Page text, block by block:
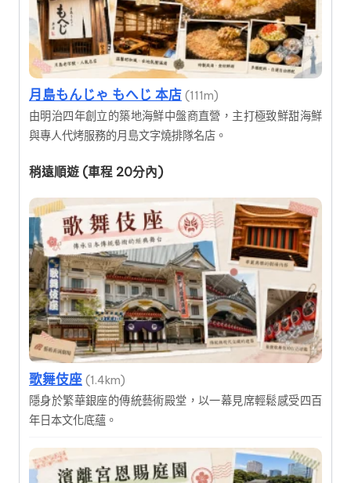
月島もんじゃ もへじ 本店 (111m)
由明治四年創立的築地海鮮中盤商直營，主打極致鮮甜海鮮
與專人代烤服務的月島文字燒排隊名店。
稍遠順遊 (車程 20分內)
歌舞伎座 (1.4km)
隱身於繁華銀座的傳統藝術殿堂，以一幕見席輕鬆感受四百
年日本文化底蘊。